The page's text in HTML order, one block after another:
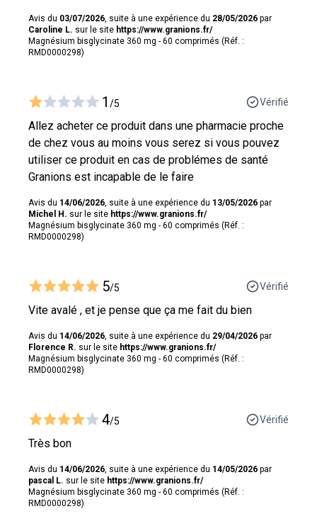
Avis du 03/07/2026 , suite à une expérience du 28/05/2026 par
Caroline L. sur le site https://www.granions.fr/
Magnésium bisglycinate 360 mg - 60 comprimés (Réf. :
RMD0000298)
1 /5 Vérifié
Allez acheter ce produit dans une pharmacie proche
de chez vous au moins vous serez si vous pouvez
utiliser ce produit en cas de problémes de santé
Granions est incapable de le faire
Avis du 14/06/2026 , suite à une expérience du 13/05/2026 par
Michel H. sur le site https://www.granions.fr/
Magnésium bisglycinate 360 mg - 60 comprimés (Réf. :
RMD0000298)
5/5 Vérifié
Vite avalé , et je pense que ça me fait du bien
Avis du 14/06/2026 , suite à une expérience du 29/04/2026 par
Florence R. sur le site https://www.granions.fr/
Magnésium bisglycinate 360 mg - 60 comprimés (Réf. :
RMD0000298)
4/5 Vérifié
Très bon
Avis du 14/06/2026 , suite à une expérience du 14/05/2026 par
pascal L. sur le site https://www.granions.fr/
Magnésium bisglycinate 360 mg - 60 comprimés (Réf. :
RMD0000298)